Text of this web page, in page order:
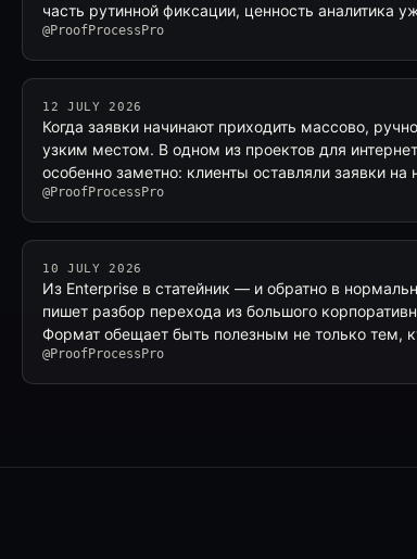
часть рутинной фиксации, ценность аналитика
@ProofProcessPro
12 JULY 2026
Когда заявки начинают приходить массово,
узким местом. В одном из проектов для
особенно заметно: клиенты оставляли заявки на
@ProofProcessPro
10 JULY 2026
Из Enterprise в статейник — и обратно в
пишет разбор перехода из большого
Формат обещает быть полезным не только тем,
@ProofProcessPro